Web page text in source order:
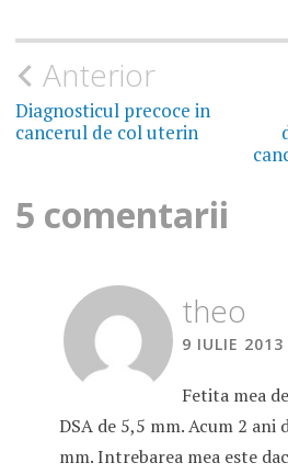
Navigare
în
Anterior
Diagnosticul precoce in
cancerul de col uterin
5 comentarii
theo
9 IULIE
Fetita mea
DSA de 5,5 mm. Acum 2 ani
mm. Intrebarea mea este